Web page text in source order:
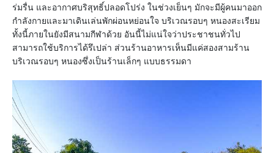
ร่มรื่น และอากาศบริสุทธิ์ปลอดโปร่ง ในช่วงเย็นๆ มักจะมีผู้คนมาออก
กำลังกายและมาเดินเล่นพักผ่อนหย่อนใจ บริเวณรอบๆ หนองสะเรียม
ทั้งนี้ภายในยังมีสนามกีฬาด้วย อันนี้ไม่แน่ใจว่าประชาชนทั่วไป
สามารถใช้บริการได้รึเปล่า ส่วนร้านอาหารเห็นมีแค่สองสามร้าน
บริเวณรอบๆ หนองซึ่งเป็นร้านเล็กๆ แบบธรรมดา